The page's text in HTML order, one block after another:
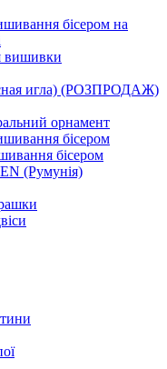
бісером на
вишивки
игла) (РОЗПРОДАЖ)
орнамент
бісером
бісером
(Румунія)